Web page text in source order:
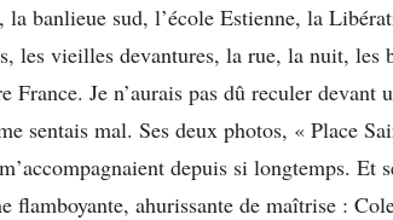
banlieue sud, l’école Estienne, la
les vieilles devantures, la rue, la nuit, les
France. Je n’aurais pas dû reculer devant
sentais mal. Ses deux photos, « Place
depuis si longtemps. Et
flamboyante, ahurissante de maîtrise :